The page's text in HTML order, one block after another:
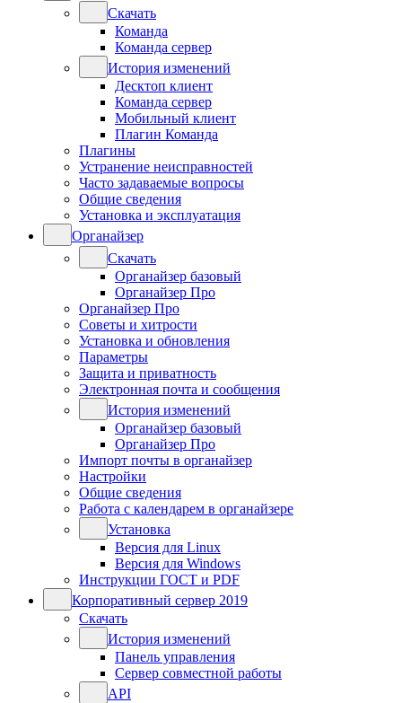
Скачать
Команда
Команда сервер
История изменений
Десктоп клиент
Команда сервер
Мобильный клиент
Плагин Команда
Плагины
Устранение неисправностей
Часто задаваемые вопросы
Общие сведения
Установка и эксплуатация
Органайзер
Скачать
Органайзер базовый
Органайзер Про
Органайзер Про
Советы и хитрости
Установка и обновления
Параметры
Защита и приватность
Электронная почта и сообщения
История изменений
Органайзер базовый
Органайзер Про
Импорт почты в органайзер
Настройки
Общие сведения
Работа с календарем в органайзере
Установка
Версия для Linux
Версия для Windows
Инструкции ГОСТ и PDF
Корпоративный сервер 2019
Скачать
История изменений
Панель управления
Сервер совместной работы
API